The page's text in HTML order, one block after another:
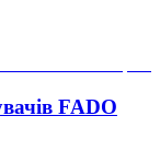
FADO